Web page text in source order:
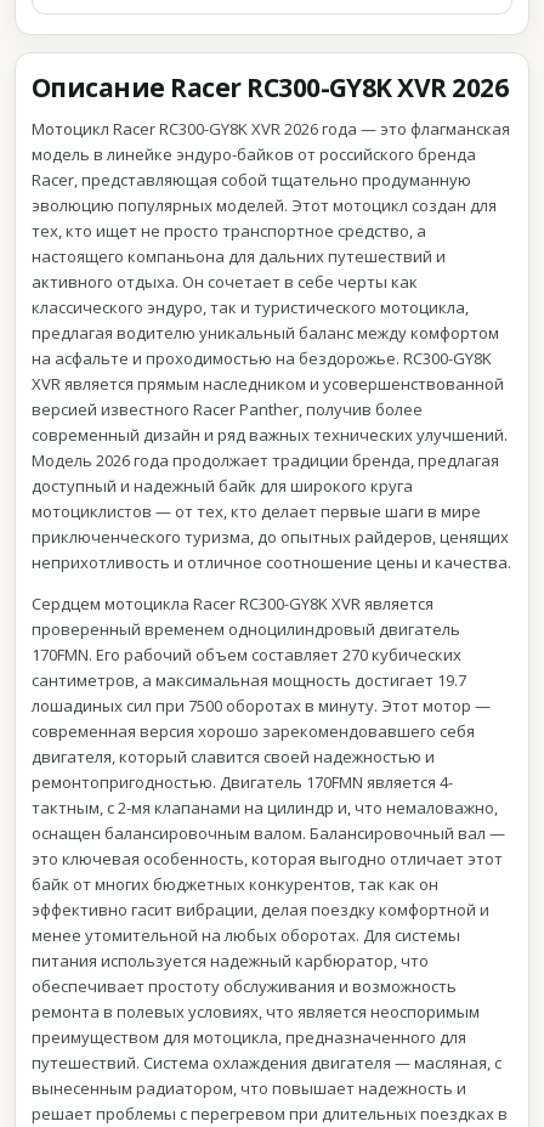
Описание Racer RC300-GY8K XVR 2026
Мотоцикл Racer RC300-GY8K XVR 2026 года — это флагманская
модель в линейке эндуро-байков от российского бренда
Racer, представляющая собой тщательно продуманную
эволюцию популярных моделей. Этот мотоцикл создан для
тех, кто ищет не просто транспортное средство, а
настоящего компаньона для дальних путешествий и
активного отдыха. Он сочетает в себе черты как
классического эндуро, так и туристического мотоцикла,
предлагая водителю уникальный баланс между комфортом
на асфальте и проходимостью на бездорожье. RC300-GY8K
XVR является прямым наследником и усовершенствованной
версией известного Racer Panther, получив более
современный дизайн и ряд важных технических улучшений.
Модель 2026 года продолжает традиции бренда, предлагая
доступный и надежный байк для широкого круга
мотоциклистов — от тех, кто делает первые шаги в мире
приключенческого туризма, до опытных райдеров, ценящих
неприхотливость и отличное соотношение цены и качества.
Сердцем мотоцикла Racer RC300-GY8K XVR является
проверенный временем одноцилиндровый двигатель
170FMN. Его рабочий объем составляет 270 кубических
сантиметров, а максимальная мощность достигает 19.7
лошадиных сил при 7500 оборотах в минуту. Этот мотор —
современная версия хорошо зарекомендовавшего себя
двигателя, который славится своей надежностью и
ремонтопригодностью. Двигатель 170FMN является 4-
тактным, с 2-мя клапанами на цилиндр и, что немаловажно,
оснащен балансировочным валом. Балансировочный вал —
это ключевая особенность, которая выгодно отличает этот
байк от многих бюджетных конкурентов, так как он
эффективно гасит вибрации, делая поездку комфортной и
менее утомительной на любых оборотах. Для системы
питания используется надежный карбюратор, что
обеспечивает простоту обслуживания и возможность
ремонта в полевых условиях, что является неоспоримым
преимуществом для мотоцикла, предназначенного для
путешествий. Система охлаждения двигателя — масляная, с
вынесенным радиатором, что повышает надежность и
решает проблемы с перегревом при длительных поездках в